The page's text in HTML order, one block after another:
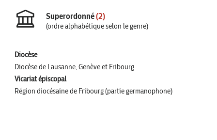
Superordonné(2)
(ordre alphabétique selon le genre)
Diocèse
Diocèse de Lausanne, Genève et Fribourg
Vicariat épiscopal
Région diocésaine de Fribourg (partie germanophone)